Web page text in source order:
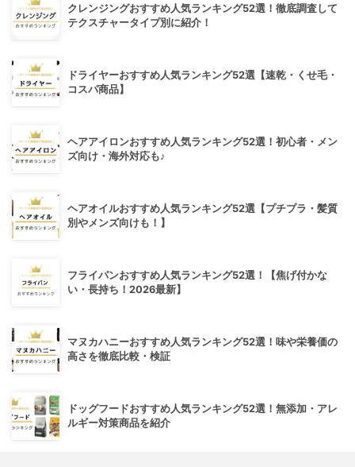
クレンジングおすすめ人気ランキング52選！徹底調査して
テクスチャータイプ別に紹介！
ドライヤーおすすめ人気ランキング52選【速乾・くせ毛・
コスパ商品】
ヘアアイロンおすすめ人気ランキング52選！初心者・メン
ズ向け・海外対応も♪
ヘアオイルおすすめ人気ランキング52選【プチプラ・髪質
別やメンズ向けも！】
フライパンおすすめ人気ランキング52選！【焦げ付かな
い・長持ち！2026最新】
マヌカハニーおすすめ人気ランキング52選！味や栄養価の
高さを徹底比較・検証
ドッグフードおすすめ人気ランキング52選！無添加・アレ
ルギー対策商品を紹介